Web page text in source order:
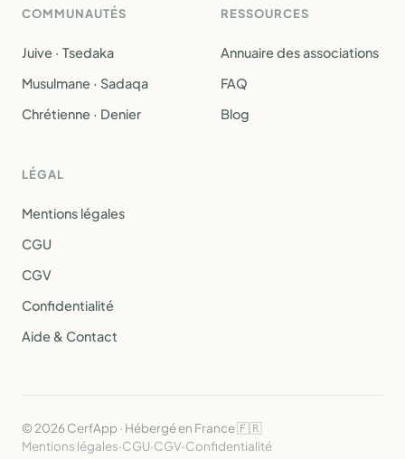
COMMUNAUTÉS
Juive · Tsedaka
Musulmane · Sadaqa
Chrétienne · Denier
RESSOURCES
Annuaire des associations
FAQ
Blog
LÉGAL
Mentions légales
CGU
CGV
Confidentialité
Aide & Contact
© 2026 CerfApp · Hébergé en France 🇫🇷
Mentions légales·CGU·CGV·Confidentialité